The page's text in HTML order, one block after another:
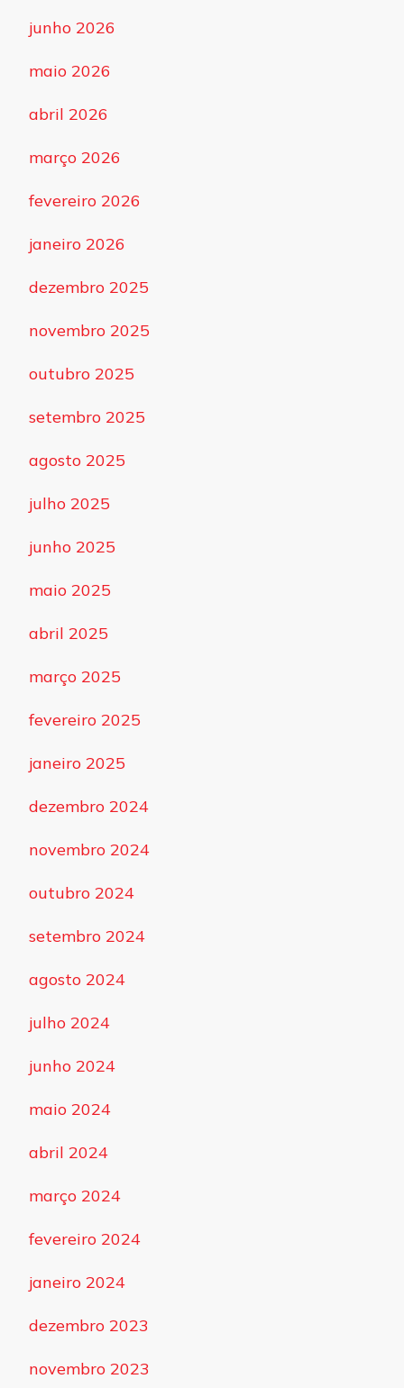
junho 2026
maio 2026
abril 2026
março 2026
fevereiro 2026
janeiro 2026
dezembro 2025
novembro 2025
outubro 2025
setembro 2025
agosto 2025
julho 2025
junho 2025
maio 2025
abril 2025
março 2025
fevereiro 2025
janeiro 2025
dezembro 2024
novembro 2024
outubro 2024
setembro 2024
agosto 2024
julho 2024
junho 2024
maio 2024
abril 2024
março 2024
fevereiro 2024
janeiro 2024
dezembro 2023
novembro 2023